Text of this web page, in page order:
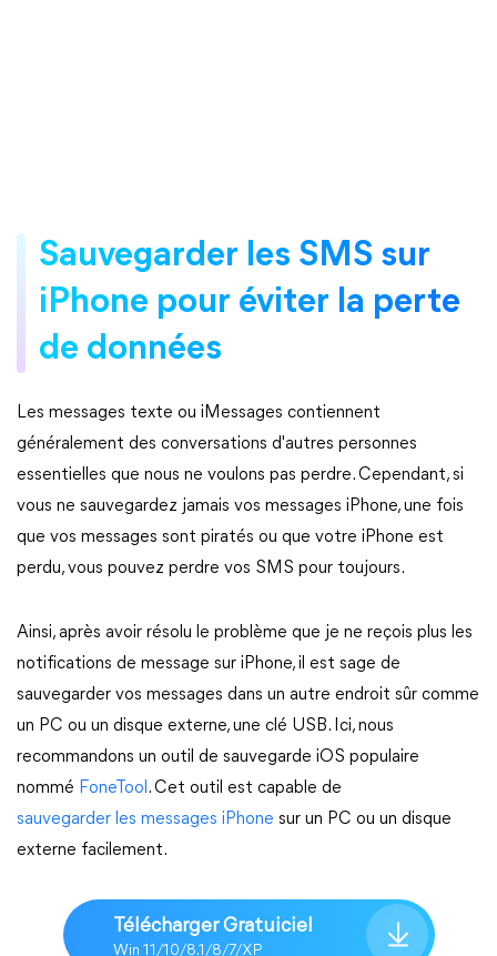
Sauvegarder les SMS sur
iPhone pour éviter la perte
de données
Les messages texte ou iMessages contiennent
généralement des conversations d'autres personnes
essentielles que nous ne voulons pas perdre. Cependant, si
vous ne sauvegardez jamais vos messages iPhone, une fois
que vos messages sont piratés ou que votre iPhone est
perdu, vous pouvez perdre vos SMS pour toujours.
Ainsi, après avoir résolu le problème que je ne reçois plus les
notifications de message sur iPhone, il est sage de
sauvegarder vos messages dans un autre endroit sûr comme
un PC ou un disque externe, une clé USB. Ici, nous
recommandons un outil de sauvegarde iOS populaire
nommé FoneTool . Cet outil est capable de
sauvegarder les messages iPhone sur un PC ou un disque
externe facilement.
Télécharger Gratuiciel
Win 11/10/8.1/8/7/XP